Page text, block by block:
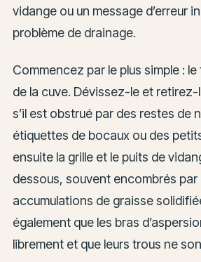
vidange ou un message d’erreur
problème de drainage.
Commencez par le plus simple :
de la cuve. Dévissez-le et
s’il est obstrué par des restes de
étiquettes de bocaux ou des
ensuite la grille et le puits de
dessous, souvent encombrés par
accumulations de graisse
également que les bras
librement et que leurs trous ne